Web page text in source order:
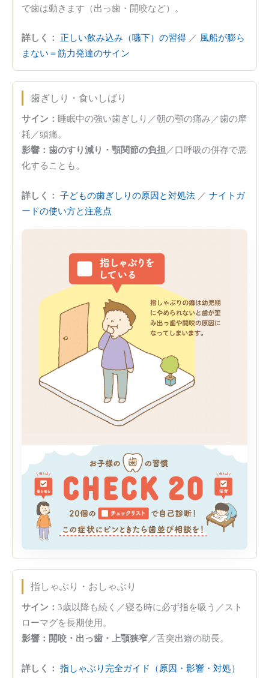
で歯は動きます（出っ歯・開咬など）。
詳しく： 正しい飲み込み（嚥下）の習得／ 風船が膨ら
まない＝筋力発達のサイン
歯ぎしり・食いしばり
サイン： 睡眠中の強い歯ぎしり／朝の顎の痛み／歯の摩
耗／頭痛。
影響： 歯のすり減り・顎関節の負担／口呼吸の併存で悪
化することも。
詳しく： 子どもの歯ぎしりの原因と対処法／ ナイトガ
ードの使い方と注意点
指しゃぶり・おしゃぶり
サイン： 3歳以降も続く／寝る時に必ず指を吸う／スト
ローマグを長期使用。
影響： 開咬・出っ歯・上顎狭窄／舌突出癖の助長。
詳しく：
指しゃぶり完全ガイド（原因・影響・対処）